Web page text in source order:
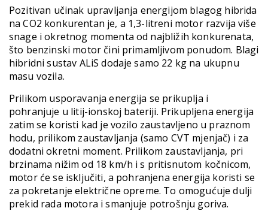
Pozitivan učinak upravljanja energijom blagog hibrida
na CO2 konkurentan je, a 1,3-litreni motor razvija više
snage i okretnog momenta od najbližih konkurenata,
što benzinski motor čini primamljivom ponudom. Blagi
hibridni sustav ALiS dodaje samo 22 kg na ukupnu
masu vozila.
Prilikom usporavanja energija se prikuplja i
pohranjuje u litij-ionskoj bateriji. Prikupljena energija
zatim se koristi kad je vozilo zaustavljeno u praznom
hodu, prilikom zaustavljanja (samo CVT mjenjač) i za
dodatni okretni moment. Prilikom zaustavljanja, pri
brzinama nižim od 18 km/h i s pritisnutom kočnicom,
motor će se isključiti, a pohranjena energija koristi se
za pokretanje električne opreme. To omogućuje dulji
prekid rada motora i smanjuje potrošnju goriva.